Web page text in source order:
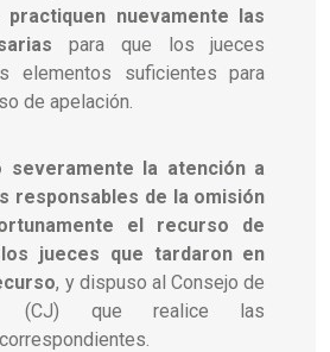
practiquen nuevamente las
para que los jueces
elementos suficientes para
de apelación.
severamente la atención a
responsables de la omisión
el recurso de
jueces que tardaron en
, y dispuso al Consejo de
(CJ) que realice las